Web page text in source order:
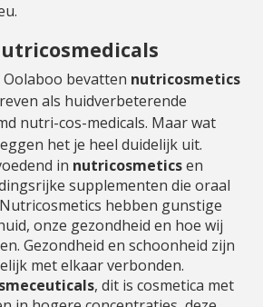
bevatten nutricosmetics
als huidverbeterende
nutri-cos-medicals. Maar wat
het je heel duidelijk uit.
in nutricosmeticsen
supplementen die oraal
hebben gunstige
onze gezondheid en hoe wij
Gezondheid en schoonheid zijn
met elkaar verbonden.
, dit is cosmetica met